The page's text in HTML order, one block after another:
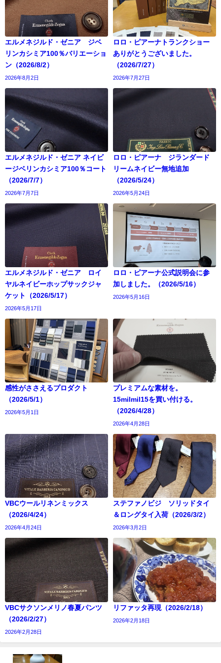
エルメネジルド・ゼニア ジベ
リンカシミア100％バリエーショ
ン（2026/8/2）
2026年8月2日
ロロ・ピアーナトランクショー
ありがとうございました。
（2026/7/27）
2026年7月27日
エルメネジルド・ゼニア ネイビ
ージベリンカシミア100％コート
（2026/7/7）
2026年7月7日
ロロ・ピアーナ ジランダード
リームネイビー無地追加
（2026/5/24）
2026年5月24日
エルメネジルド・ゼニア ロイ
ヤルネイビーホップサックジャ
ケット（2026/5/17）
2026年5月17日
ロロ・ピアーナ公式説明会に参
加しました。（2026/5/16）
2026年5月16日
感性がささえるプロダクト
（2026/5/1）
2026年5月1日
プレミアムな素材を。
15milmil15を買い付ける。
（2026/4/28）
2026年4月28日
VBCウールリネンミックス
（2026/4/24）
2026年4月24日
ステファノビジ ソリッドタイ
＆ロングタイ入荷（2026/3/2）
2026年3月2日
VBCサクソンメリノ春夏パンツ
（2026/2/27）
2026年2月28日
リファッタ再現（2026/2/18）
2026年2月18日